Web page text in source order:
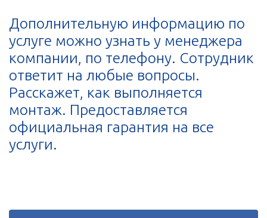
Дополнительную информацию по
услуге можно узнать у менеджера
компании, по телефону. Сотрудник
ответит на любые вопросы.
Расскажет, как выполняется
монтаж. Предоставляется
официальная гарантия на все
услуги.